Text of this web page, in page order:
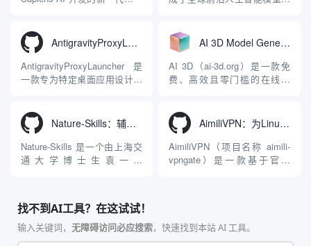
限制，提供集文本、图像、视
频生成于一体的“全模态”大模
型能力。平台的核心产品矩阵
包括主打自动化工作流的
者、营销人员及广大用户提供
一站式、开箱即用的视觉内容
生成解决方案。网站的核心优
势在于其强大的多模型聚合能
AntigravityProxyLauncher：免TUN全局代理使用Antigravity IDE
AntigravityProxyLauncher 是
一款专为特定桌面应用设计的
Windows 平台。当用户使用桌
面版 Gemini 客户端或
Antigravity IDE ...
AI 3D Model Generator：通过文本和图像快速生成3D模型的在线工具
AI 3D（ai-3d.org）是一款免
费、高效且零门槛的在线AI
动Seed 3D两大行业领先的AI
模型架构，致力于帮助用户无
需掌握复杂的3D拓扑知识或昂
贵的专业软件，即可在...
Nature-Skills：辅助撰写学术论文和绘制科研图表的智能体插件
Nature-Skills 是一个由上海交
通大学博士生袁一哲
合，专为顶级学术期刊（如
Nature、Science、Cell 等）
的论文撰写与发表流程设计。
该工具集以智能体插...
AimiliVPN：为Linux提供纯净出站家庭IP的VPN代理网关
AimiliVPN（项目名称 aimili-
vpngate）是一款基于官方
纯 Python 标准库编写，用户
无需安装...
找不到AI工具？在这试试！
输入关键词， 无障碍访问必应搜索，快速找到本站 AI 工具。